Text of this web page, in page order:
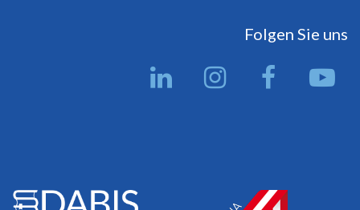
Folgen Sie uns